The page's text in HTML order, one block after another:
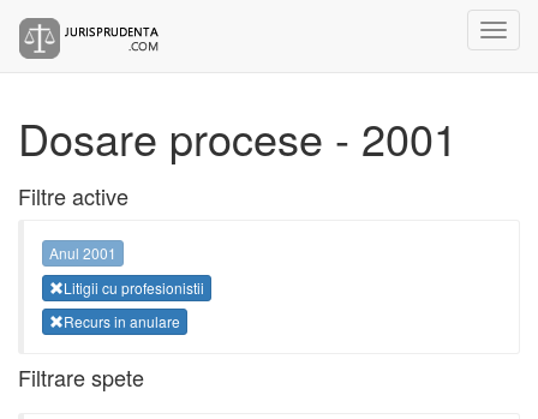
Dosare procese - 2001
Filtre active
Anul 2001
Litigii cu profesionistii
Recurs in anulare
Filtrare spete